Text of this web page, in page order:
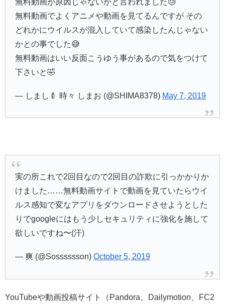
無料動画でよくアニメや動画を見てるんですが その
どれかにウイルスが混入していて感染したんじゃない
かとの事でした😅
無料動画はいい反面こうゆう事があるので気をつけて
下さいと🤣
— しまし🍼 時々 しまお (@SHIMA8378) May 7, 2019
実の所これで2回目なので2回目の詐欺に引っかかりか
けました……無料動画サイトで動画を見ていたらウイ
ルス感知で変なアプリをダウンロードさせようとした
りでgoogleにはもう少しセキュリティに強化を施して
欲しいですね〜(汗)
— 爽 (@Sosssssson)October 5, 2019
YouTubeや動画投稿サイト（Pandora、Dailymotion、FC2